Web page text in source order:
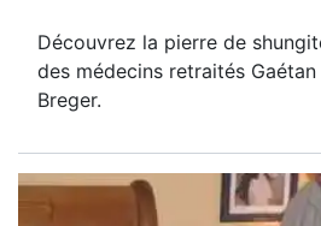
Découvrez la pierre de
des médecins retraités
Breger.